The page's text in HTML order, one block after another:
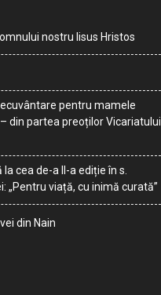
nostru Iisus Hristos
pentru mamele
din partea preoților Vicariatului
cea de-a II-a ediție în s.
„Pentru viață, cu inimă curată”
din Nain